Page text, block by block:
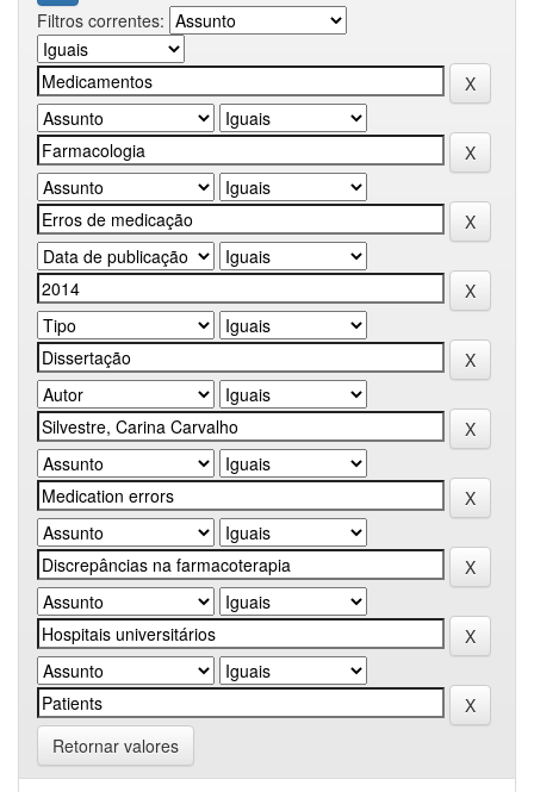
Filtros correntes:
Retornar valores